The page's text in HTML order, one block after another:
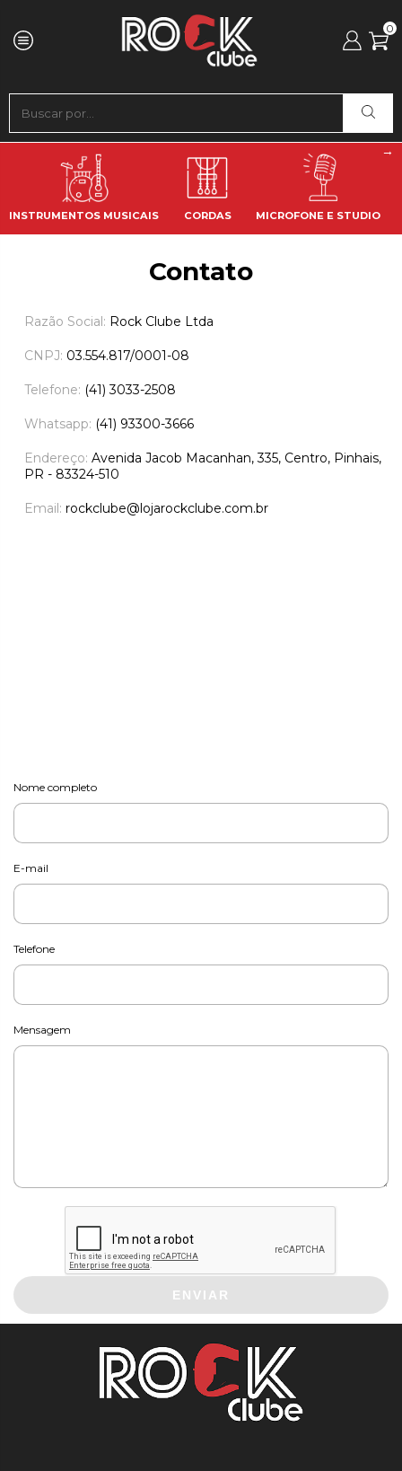
0
INSTRUMENTOS MUSICAIS CORDAS MICROFONE E STUDIO
Contato
Razão Social: Rock Clube Ltda
CNPJ: 03.554.817/0001-08
Telefone: (41) 3033-2508
Whatsapp: (41) 93300-3666
Endereço: Avenida Jacob Macanhan, 335, Centro, Pinhais,
PR - 83324-510
Email: rockclube@lojarockclube.com.br
Nome completo
E-mail
Telefone
Mensagem
ENVIAR